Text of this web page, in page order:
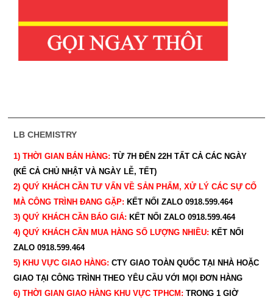
LB CHEMISTRY
1) THỜI GIAN BÁN HÀNG: TỪ 7H ĐẾN 22H TẤT CẢ CÁC NGÀY
(KỂ CẢ CHỦ NHẬT VÀ NGÀY LỄ, TẾT)
2) QUÝ KHÁCH CẦN TƯ VẤN VỀ SẢN PHẨM, XỬ LÝ CÁC SỰ CỐ
MÀ CÔNG TRÌNH ĐANG GẶP: KẾT NỐI ZALO 0918.599.464
3) QUÝ KHÁCH CẦN BÁO GIÁ: KẾT NỐI ZALO 0918.599.464
4) QUÝ KHÁCH CẦN MUA HÀNG SỐ LƯỢNG NHIỀU: KẾT NỐI
ZALO 0918.599.464
5) KHU VỰC GIAO HÀNG: CTY GIAO TOÀN QUỐC TẠI NHÀ HOẶC
GIAO TẠI CÔNG TRÌNH THEO YÊU CẦU VỚI MỌI ĐƠN HÀNG
6) THỜI GIAN GIAO HÀNG KHU VỰC TPHCM: TRONG 1 GIỜ